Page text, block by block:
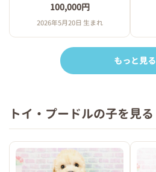
100,000円
2026年5月20日 生まれ
もっと見る
トイ・プードルの子を見る